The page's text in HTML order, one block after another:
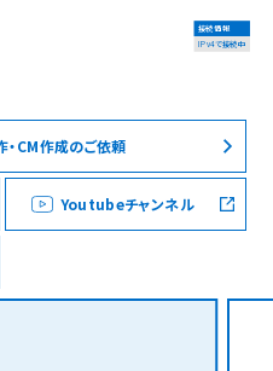
集合住宅オーナーの方
料金シミュレーション
接続情報
IPv4で接続中
・CM作成のご依頼
Youtubeチャンネル